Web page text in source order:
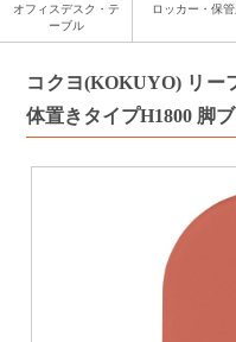
オフィスデスク・テ
ーブル
ロッカー・保
コクヨ(KOKUYO) リー
体置きタイプH1800 脚